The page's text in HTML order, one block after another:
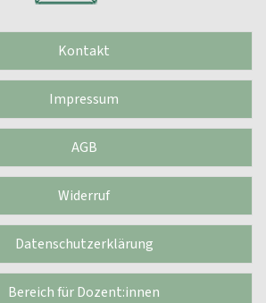
Kontakt
Impressum
AGB
Widerruf
Datenschutzerklärung
Bereich für Dozent:innen